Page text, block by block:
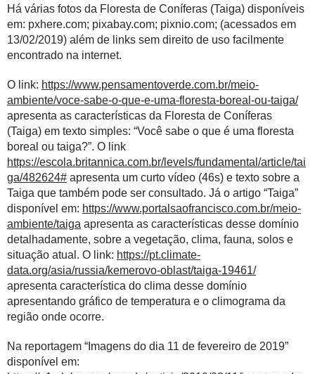
Há várias fotos da Floresta de Coníferas (Taiga) disponíveis
em: pxhere.com; pixabay.com; pixnio.com; (acessados em
13/02/2019) além de links sem direito de uso facilmente
encontrado na internet.
O link: https://www.pensamentoverde.com.br/meio-
ambiente/voce-sabe-o-que-e-uma-floresta-boreal-ou-taiga/
apresenta as características da Floresta de Coníferas
(Taiga) em texto simples: “Você sabe o que é uma floresta
boreal ou taiga?”. O link
https://escola.britannica.com.br/levels/fundamental/article/tai
ga/482624# apresenta um curto vídeo (46s) e texto sobre a
Taiga que também pode ser consultado. Já o artigo “Taiga”
disponível em: https://www.portalsaofrancisco.com.br/meio-
ambiente/taiga apresenta as características desse domínio
detalhadamente, sobre a vegetação, clima, fauna, solos e
situação atual. O link: https://pt.climate-
data.org/asia/russia/kemerovo-oblast/taiga-19461/
apresenta característica do clima desse domínio
apresentando gráfico de temperatura e o climograma da
região onde ocorre.
Na reportagem “Imagens do dia 11 de fevereiro de 2019”
disponível em: